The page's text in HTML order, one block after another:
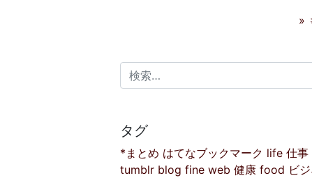
»
検索:
タグ
*まとめ はてなブックマーク life 仕事
tumblr blog fine web 健康 food ビ